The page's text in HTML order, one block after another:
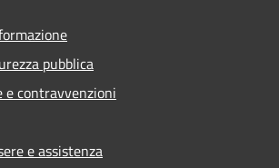
pubblica
e contravvenzioni
e assistenza